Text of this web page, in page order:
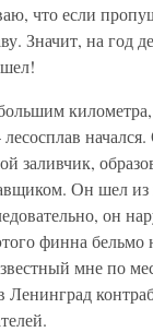
что если
Значит, на год
Он шел из
он
финна
мне по